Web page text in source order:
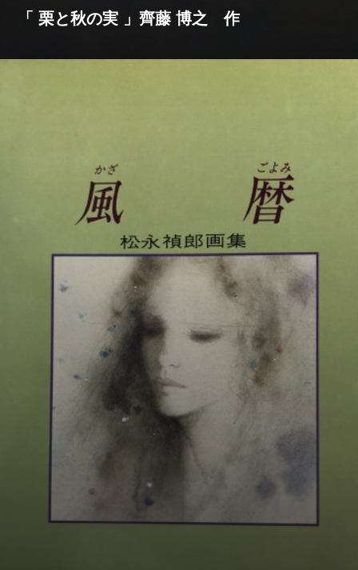
「 栗と秋の実 」齊藤 博之 作